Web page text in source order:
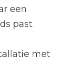
een
past.
met